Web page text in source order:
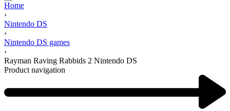
Home
›
Nintendo DS
›
Nintendo DS games
›
Rayman Raving Rabbids 2 Nintendo DS
Product navigation